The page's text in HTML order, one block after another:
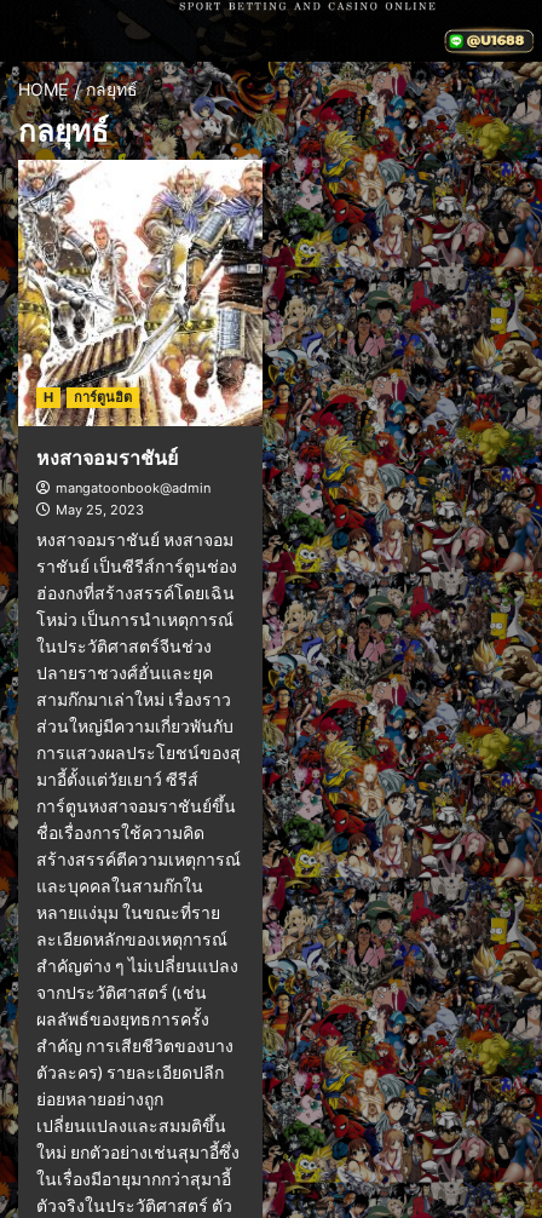
HOME กลยุทธ์
กลยุทธ์
H การ์ตูนฮิต
หงสาจอมราชันย์
mangatoonbook@admin
May 25, 2023
หงสาจอมราชันย์ หงสาจอม
ราชันย์ เป็นซีรีส์การ์ตูนช่อง
ฮ่องกงที่สร้างสรรค์โดยเฉิน
โหม่ว เป็นการนำเหตุการณ์
ในประวัติศาสตร์จีนช่วง
ปลายราชวงศ์ฮั่นและยุค
สามก๊กมาเล่าใหม่ เรื่องราว
ส่วนใหญ่มีความเกี่ยวพันกับ
การแสวงผลประโยชน์ของสุ
มาอี้ตั้งแต่วัยเยาว์ ซีรีส์
การ์ตูนหงสาจอมราชันย์ขึ้น
ชื่อเรื่องการใช้ความคิด
สร้างสรรค์ตีความเหตุการณ์
และบุคคลในสามก๊กใน
หลายแง่มุม ในขณะที่ราย
ละเอียดหลักของเหตุการณ์
สำคัญต่าง ๆ ไม่เปลี่ยนแปลง
จากประวัติศาสตร์ (เช่น
ผลลัพธ์ของยุทธการครั้ง
สำคัญ การเสียชีวิตของบาง
ตัวละคร) รายละเอียดปลีก
ย่อยหลายอย่างถูก
เปลี่ยนแปลงและสมมติขึ้น
ใหม่ ยกตัวอย่างเช่นสุมาอี้ซึ่ง
ในเรื่องมีอายุมากกว่าสุมาอี้
ตัวจริงในประวัติศาสตร์ ตัว